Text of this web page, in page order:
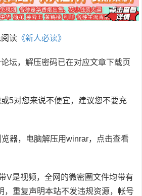
读 《新人必读》
坛，解压密码已在对应文章下载页
5对您来说不便宜，建议您不要充
器，电脑解压用winrar，点击查看
V是视频，全网的微密圈文件均带有
，重复声明本站不发违规资源，帐号